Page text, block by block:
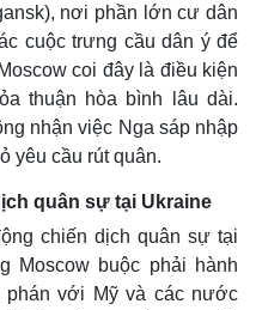
nơi phần lớn cư dân
cuộc trưng cầu dân ý để
coi đây là điều kiện
thuận hòa bình lâu dài.
nhận việc Nga sáp nhập
yêu cầu rút quân.
quân sự tại Ukraine
chiến dịch quân sự tại
Moscow buộc phải hành
với Mỹ và các nước